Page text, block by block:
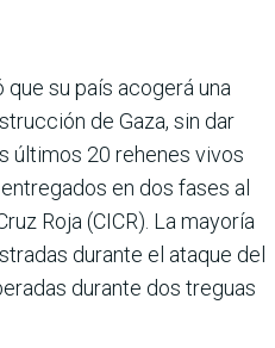
que su país acogerá una
de Gaza, sin dar
últimos 20 rehenes vivos
en dos fases al
Roja (CICR). La mayoría
durante el ataque del
durante dos treguas